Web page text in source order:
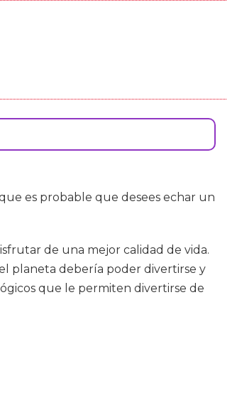
es probable que desees echar un
de una mejor calidad de vida.
planeta debería poder divertirse y
que le permiten divertirse de